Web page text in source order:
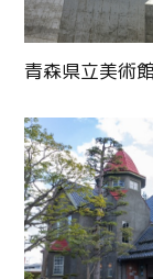
青森県立美術